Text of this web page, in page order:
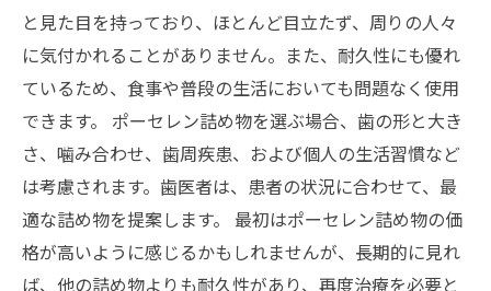
と見た目を持っており、ほとんど目立たず、周りの人々
に気付かれることがありません。また、耐久性にも優れ
ているため、食事や普段の生活においても問題なく使用
できます。 ポーセレン詰め物を選ぶ場合、歯の形と大き
さ、噛み合わせ、歯周疾患、および個人の生活習慣など
は考慮されます。歯医者は、患者の状況に合わせて、最
適な詰め物を提案します。 最初はポーセレン詰め物の価
格が高いように感じるかもしれませんが、長期的に見れ
ば、他の詰め物よりも耐久性があり、再度治療を必要と